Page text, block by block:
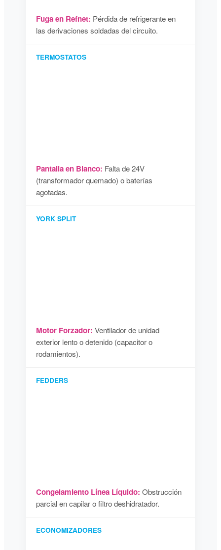
Fuga en Refnet: Pérdida de refrigerante en
las derivaciones soldadas del circuito.
TERMOSTATOS
Pantalla en Blanco: Falta de 24V
(transformador quemado) o baterías
agotadas.
YORK SPLIT
Motor Forzador: Ventilador de unidad
exterior lento o detenido (capacitor o
rodamientos).
FEDDERS
Congelamiento Línea Líquido: Obstrucción
parcial en capilar o filtro deshidratador.
ECONOMIZADORES